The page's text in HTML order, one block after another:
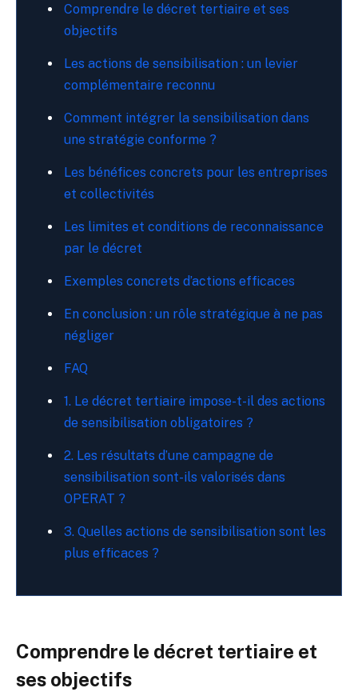
Comprendre le décret tertiaire et ses
objectifs
Les actions de sensibilisation : un levier
complémentaire reconnu
Comment intégrer la sensibilisation dans
une stratégie conforme ?
Les bénéfices concrets pour les entreprises
et collectivités
Les limites et conditions de reconnaissance
par le décret
Exemples concrets d’actions efficaces
En conclusion : un rôle stratégique à ne pas
négliger
FAQ
1. Le décret tertiaire impose-t-il des actions
de sensibilisation obligatoires ?
2. Les résultats d’une campagne de
sensibilisation sont-ils valorisés dans
OPERAT ?
3. Quelles actions de sensibilisation sont les
plus efficaces ?
Comprendre le décret tertiaire et
ses objectifs